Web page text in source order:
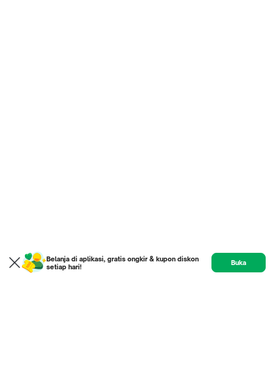
Belanja di aplikasi, gratis ongkir & kupon diskon
setiap hari!
Buka